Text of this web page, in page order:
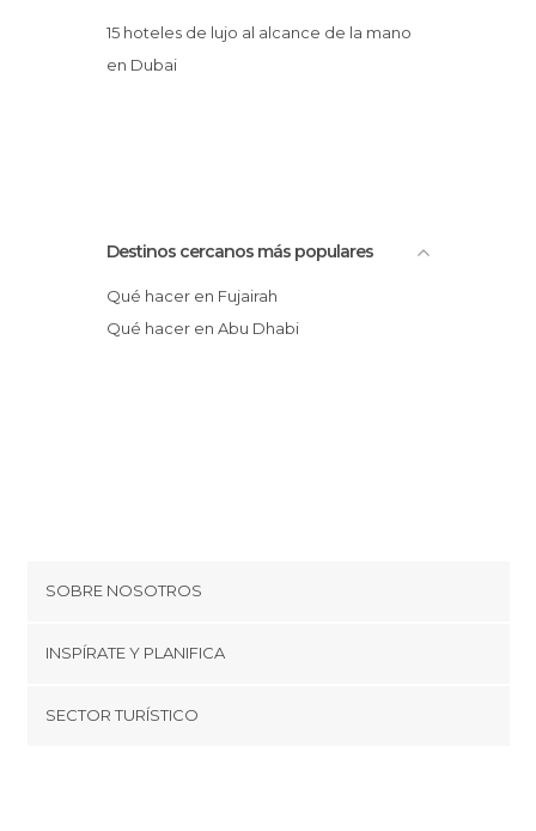
15 hoteles de lujo al alcance de la mano
en Dubai
Destinos cercanos más populares
Qué hacer en Fujairah
Qué hacer en Abu Dhabi
SOBRE NOSOTROS
Cookies
Términos y condiciones
INSPÍRATE Y PLANIFICA
SECTOR TURÍSTICO